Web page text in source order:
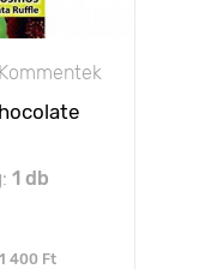
1 db
400 Ft